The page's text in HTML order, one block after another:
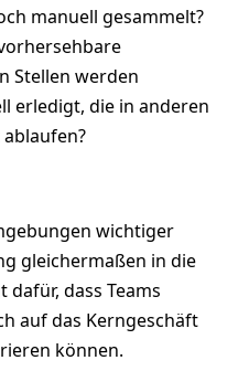
manuell gesammelt?
Stellen werden
erledigt, die in anderen
wichtiger
gleichermaßen in die
dass Teams
auf das Kerngeschäft
können.